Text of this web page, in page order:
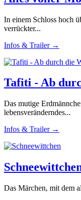
In einem Schloss hoch
verrückter...
Infos & Trailer →
Tafiti - Ab
Das mutige
lebensveränderndes...
Infos & Trailer →
Das Märchen, mit dem